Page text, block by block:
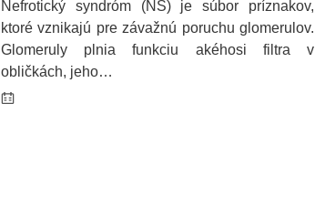
Nefrotický syndróm (NS) je súbor príznakov,
ktoré vznikajú pre závažnú poruchu glomerulov.
Glomeruly plnia funkciu akéhosi filtra v
obličkách, jeho…